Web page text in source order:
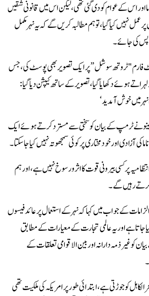
اور اس کے عوام کو دی گئی تھی، لیکن اس میں قانونی شقیں
نہیں کیا گیا، تو ہم مطالبہ کریں گے کہ یہ نہر مکمل
واپس کی جائے۔
فارم "ٹروتھ سوشل” پر ایک تصویر بھی پوسٹ کی، جس
لہراتے ہوئے دکھایا گیا، تصویر کے ساتھ کیپشن دیا گیا:
میں خوش آمدید‘
نے ٹرمپ کے بیان کو سختی سے مسترد کرتے ہوئے ایک
کی آزادی اور خود مختاری پر کوئی سمجھوتہ نہیں کیا جا سکتا۔
پر کسی بیرونی قوت کا اثر و رسوخ نہیں ہے، اور ہم
کرتے رہیں گے۔
کے جواب میں کہا کہ نہر کے استعمال پر عائد فیسوں
ہے اور یہ عالمی تجارت کے معیارات کے مطابق
کو غیر ذمہ دارانہ اور بین الاقوامی تعلقات کے
بحر الکاہل کو جوڑتی ہے، ابتدائی طور پر امریکہ کی ملکیت تھی